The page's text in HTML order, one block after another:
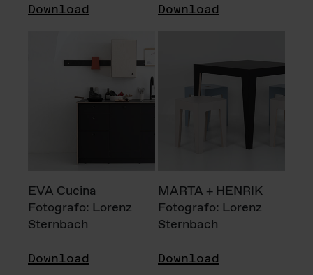
Download Download
EVA Cucina
Fotografo: Lorenz
Sternbach
Download
MARTA + HENRIK
Fotografo: Lorenz
Sternbach
Download